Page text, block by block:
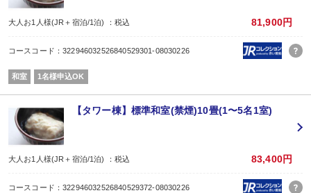
知的好奇心を刺激する約1万冊の書籍が貴方との出会いをお待ちしております。
営業時間/8：00〜22：00
一家相伝。
嬉野の地で100年超うれしの茶を栽培し四代続く茶農家、副島園の茶葉販売の
茶寮カウンターでは、希少茶葉をお客様の目の前でお淹れいたします。
営業時間/10：00〜19：00(ラストオーダー18：30)
＜大浴場＞
島根県「斐乃上温泉」、栃木県「喜連川温泉」と共に、「日本三大美肌の湯」
自家源泉から直接温泉を注いでおり、豊かなお湯でゆったりと疲れを癒してい
＜ご注意ください＞
・花鳥苑エリア/温泉郷エリア/みやび館エリア、及び大浴場は、EV設置がな
・ご到着が20：00を過ぎる場合は先に寝具は敷かせて頂きます。
大人お1人様(JR＋宿泊/1泊) ：税込 81,900円
コースコード：322946032526840529301-08030226
和室 1名様申込OK
【タワー棟】標準和室(禁煙)10畳(1〜5名1室)
大人お1人様(JR＋宿泊/1泊) ：税込 83,400円
コースコード：322946032526840529372-08030226